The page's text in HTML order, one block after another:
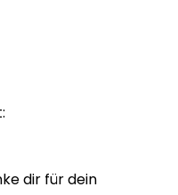
dir für dein